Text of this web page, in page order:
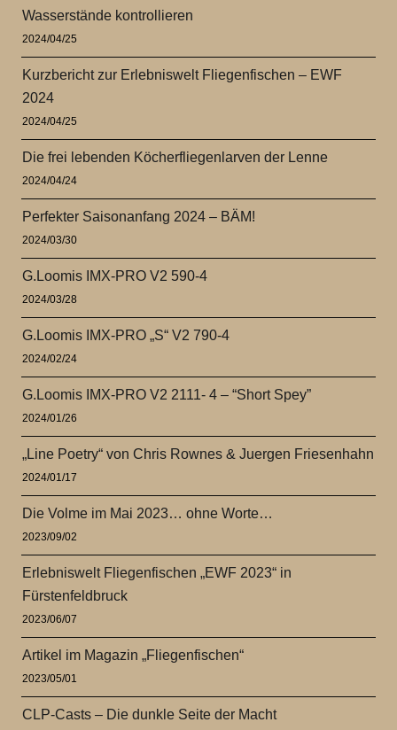
Wasserstände kontrollieren
2024/04/25
Kurzbericht zur Erlebniswelt Fliegenfischen – EWF
2024
2024/04/25
Die frei lebenden Köcherfliegenlarven der Lenne
2024/04/24
Perfekter Saisonanfang 2024 – BÄM!
2024/03/30
G.Loomis IMX-PRO V2 590-4
2024/03/28
G.Loomis IMX-PRO „S“ V2 790-4
2024/02/24
G.Loomis IMX-PRO V2 2111- 4 – “Short Spey”
2024/01/26
„Line Poetry“ von Chris Rownes & Juergen Friesenhahn
2024/01/17
Die Volme im Mai 2023… ohne Worte…
2023/09/02
Erlebniswelt Fliegenfischen „EWF 2023“ in
Fürstenfeldbruck
2023/06/07
Artikel im Magazin „Fliegenfischen“
2023/05/01
CLP-Casts – Die dunkle Seite der Macht